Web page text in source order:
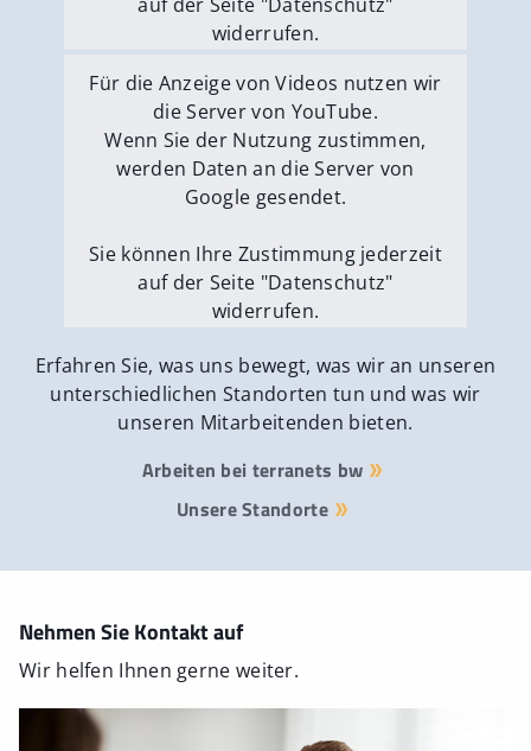
widerrufen.
Externe Medien erlauben
Für die Anzeige von Videos nutzen wir
die Server von YouTube.
Wenn Sie der Nutzung zustimmen,
werden Daten an die Server von
Google gesendet.
Sie können Ihre Zustimmung jederzeit
auf der Seite "Datenschutz"
widerrufen.
Externe Medien erlauben
Erfahren Sie, was uns bewegt, was wir an unseren
unterschiedlichen Standorten tun und was wir
unseren Mitarbeitenden bieten.
Arbeiten bei terranets bw
Unsere Standorte
Nehmen Sie Kontakt auf
Wir helfen Ihnen gerne weiter.